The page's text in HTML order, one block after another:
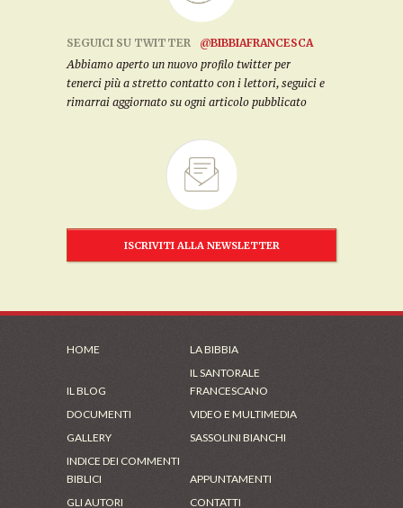
SEGUICI SU TWITTER
@BIBBIAFRANCESCA
Abbiamo aperto un nuovo profilo twitter per
tenerci più a stretto contatto con i lettori, seguici e
rimarrai aggiornato su ogni articolo pubblicato
ISCRIVITI ALLA NEWSLETTER
HOME LA BIBBIA
IL BLOG
IL SANTORALE
FRANCESCANO
DOCUMENTI
VIDEO E MULTIMEDIA
GALLERY
SASSOLINI BIANCHI
INDICE DEI COMMENTI
BIBLICI
APPUNTAMENTI
GLI AUTORI
CONTATTI